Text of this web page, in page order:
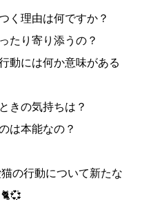
く理由は何ですか？
たり寄り添うの？
動には何か意味がある
きの気持ちは？
は本能なの？
の行動について新たな